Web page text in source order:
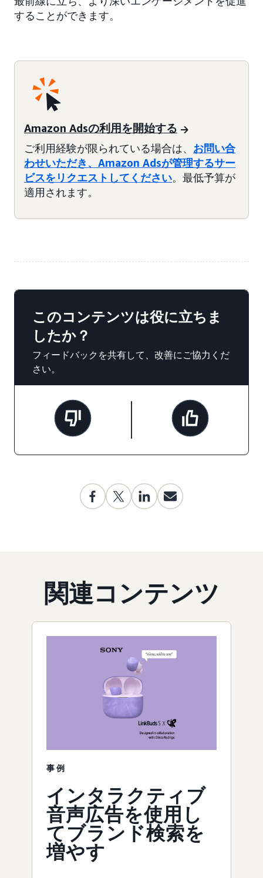
することができます。
Amazon Adsの利用を開始する
ご利用経験が限られている場合は、 お問い合
わせいただき、Amazon Adsが管理するサー
ビスをリクエストしてください。最低予算が
適用されます。
このコンテンツは役に立ちま
したか？
フィードバックを共有して、改善にご協力くだ
さい。
関連コンテンツ
事例
インタラクティブ
音声広告を使用し
てブランド検索を
増やす